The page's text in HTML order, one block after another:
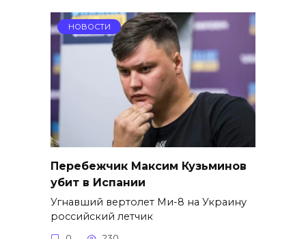
НОВОСТИ
Перебежчик Максим Кузьминов
убит в Испании
Угнавший вертолет Ми-8 на Украину
российский летчик